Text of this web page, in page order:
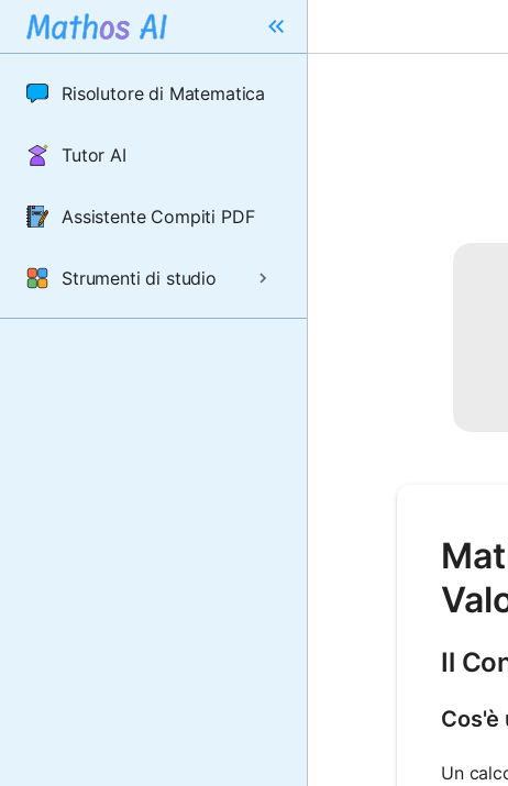
Risolutore di Matematica
Tutor AI
Assistente Compiti PDF
Strumenti di studio
Il
Cos'è
Un